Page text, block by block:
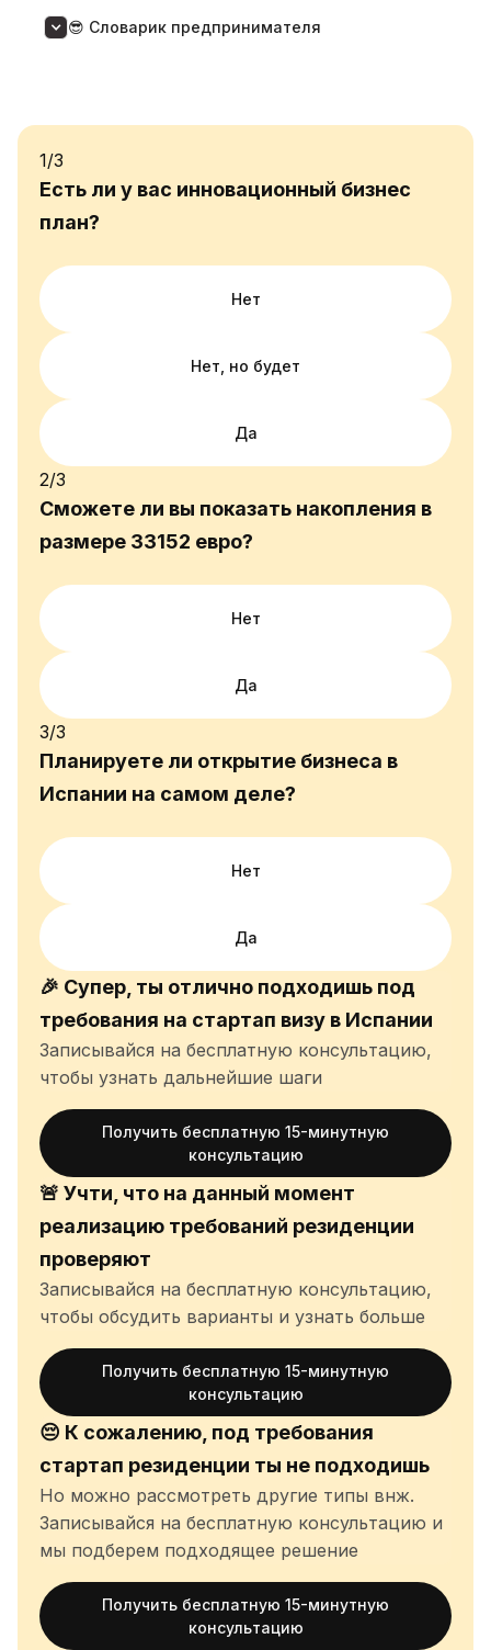
😎 Словарик предпринимателя
1/3
Есть ли у вас инновационный бизнес
план?
Нет
Нет, но будет
Да
2/3
Сможете ли вы показать накопления в
размере 33152 евро?
Нет
Да
3/3
Планируете ли открытие бизнеса в
Испании на самом деле?
Нет
Да
🎉 Супер, ты отлично подходишь под
требования на стартап визу в Испании
Записывайся на бесплатную консультацию,
чтобы узнать дальнейшие шаги
Получить бесплатную 15-минутную
консультацию
🚨 Учти, что на данный момент
реализацию требований резиденции
проверяют
Записывайся на бесплатную консультацию,
чтобы обсудить варианты и узнать больше
Получить бесплатную 15-минутную
консультацию
😔 К сожалению, под требования
стартап резиденции ты не подходишь
Но можно рассмотреть другие типы внж.
Записывайся на бесплатную консультацию и
мы подберем подходящее решение
Получить бесплатную 15-минутную
консультацию